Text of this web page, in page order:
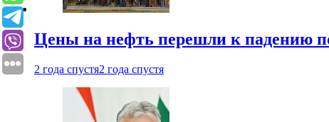
Цены на нефть перешли к падению
2 года спустя2 года спустя